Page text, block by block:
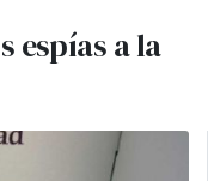
espías a la